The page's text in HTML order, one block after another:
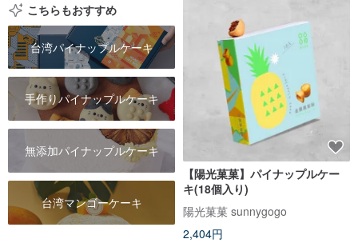
こちらもおすすめ
台湾パイナップルケーキ
手作りパイナップルケーキ
無添加パイナップルケーキ
台湾マンゴーケーキ
【陽光菓菓】パイナップルケー
キ(18個入り)
陽光菓菓 sunnygogo
2,404円